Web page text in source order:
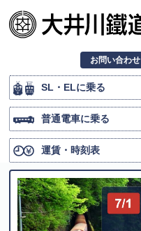
お問い合わせ
SL・ELに乗る
普通電車に乗る
運賃・時刻表